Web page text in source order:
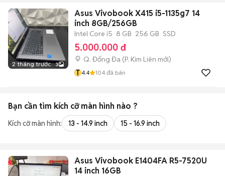
2 tháng trước 3
Asus Vivobook X415 i5-1135g7 14
inch 8GB/256GB
Intel Core i5 8 GB 256 GB SSD
5.000.000 đ
Q. Đống Đa (P. Kim Liên mới)
T 4.4 104 đã bán
Bạn cần tìm kích cỡ màn hình nào ?
Kích cỡ màn hình: 13 - 14.9 inch 15 - 16.9 inch
Asus Vivobook E1404FA R5-7520U
14 inch 16GB